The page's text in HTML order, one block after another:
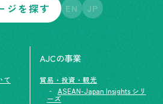
ジを探す EN JP
て
AJCの事業
貿易・投資・観光
ASEAN-Japan Insights シリ
ーズ